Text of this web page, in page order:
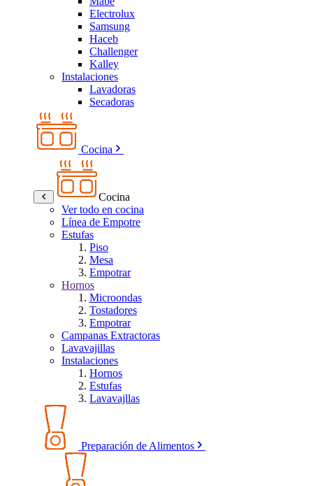
Electrolux
Samsung
Haceb
Challenger
Kalley
Instalaciones
Lavadoras
Secadoras
Cocina
Cocina
Ver todo en cocina
Línea de Empotre
Estufas
Piso
Mesa
Empotrar
Hornos
Microondas
Tostadores
Empotrar
Campanas Extractoras
Lavavajillas
Instalaciones
Hornos
Estufas
Lavavajllas
Preparación de Alimentos